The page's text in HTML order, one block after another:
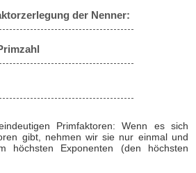
der Nenner:
Primfaktoren: Wenn es sich
gibt, nehmen wir sie nur einmal und
höchsten Exponenten (den höchsten